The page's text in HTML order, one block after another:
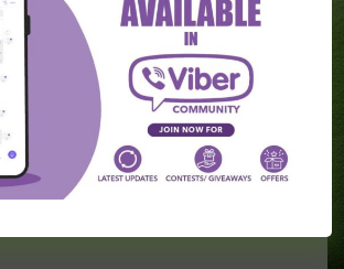
Transferi širom sveta (3. avgust)
Transferi širom sveta (2. avgust)